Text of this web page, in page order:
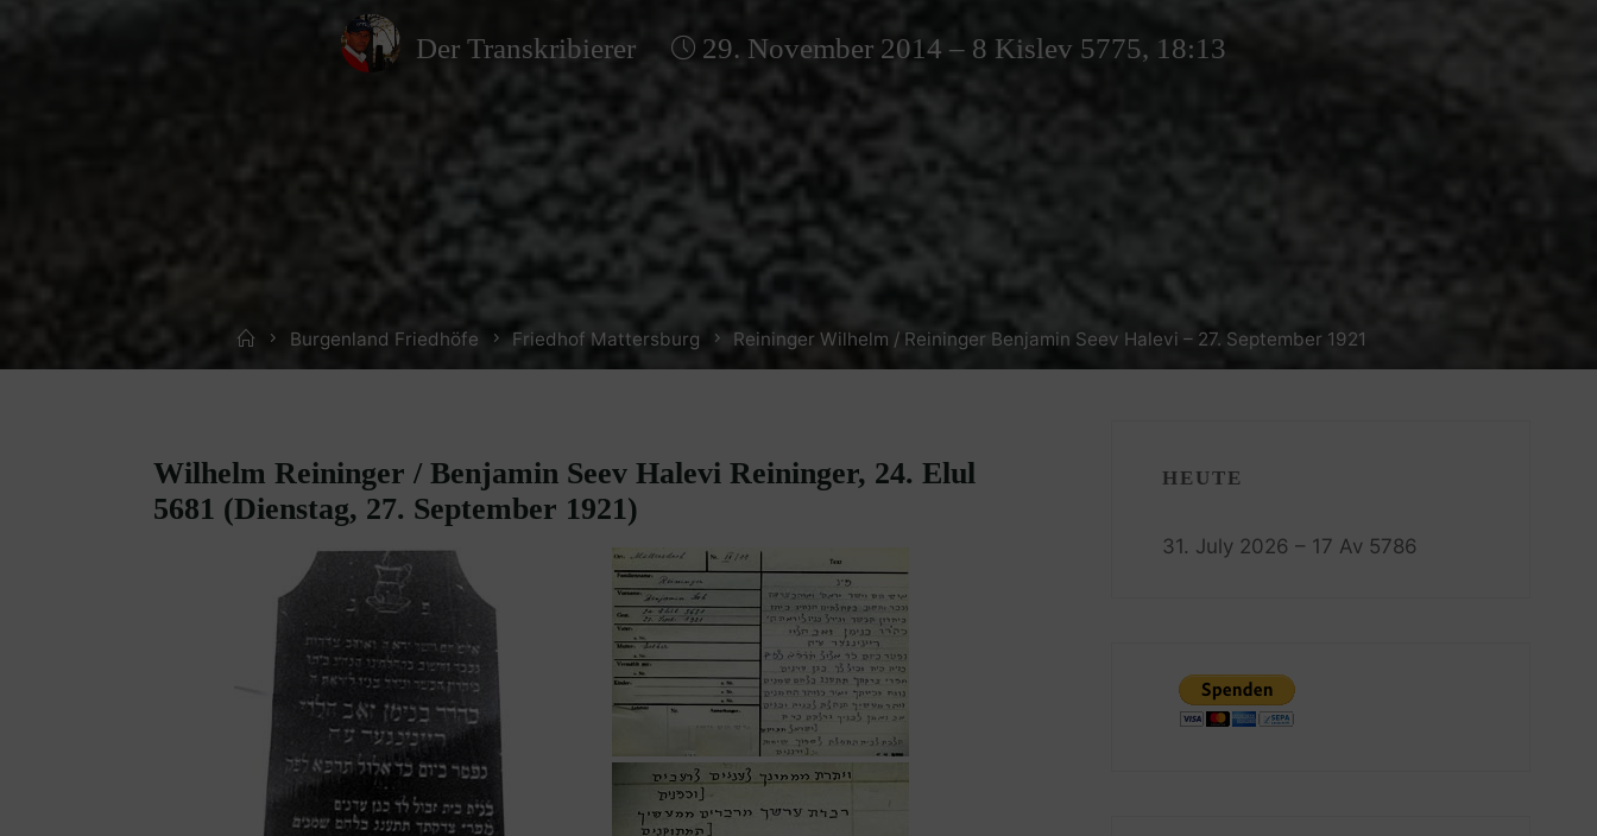
Der Transkribierer 29. November 2014 – 8 Kislev 5775, 18:13
HomeBurgenland Friedhöfe Friedhof Mattersburg Reininger Wilhelm / Reininger Benjamin Seev Halevi – 27. September 1921
Wilhelm Reininger / Benjamin Seev Halevi Reininger, 24. Elul
5681 (Dienstag, 27. September 1921)
HEUTE
31. July 2026 – 17 Av 5786